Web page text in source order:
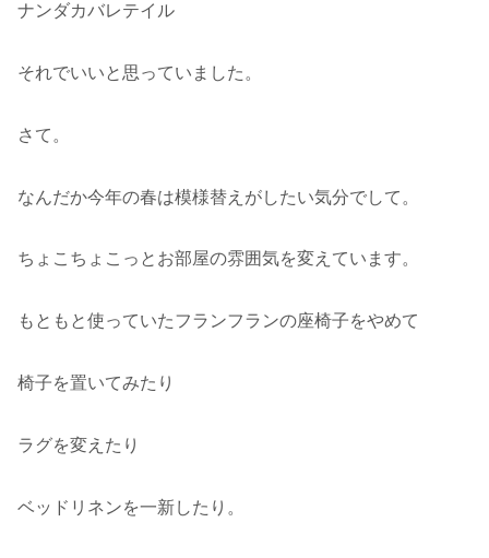
ナンダカバレテイル
それでいいと思っていました。
さて。
なんだか今年の春は模様替えがしたい気分でして。
ちょこちょこっとお部屋の雰囲気を変えています。
もともと使っていたフランフランの座椅子をやめて
椅子を置いてみたり
ラグを変えたり
ベッドリネンを一新したり。